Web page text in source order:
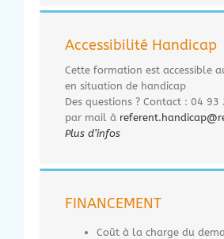
Accessibilité Handicap
Cette formation est accessible
en situation de handicap
Des questions ? Contact : 04
par mail à
Plus d’infos
FINANCEMENT
Coût à la charge du